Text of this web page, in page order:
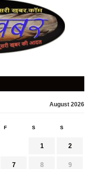
August 2026
F S S
1 2
7 8 9